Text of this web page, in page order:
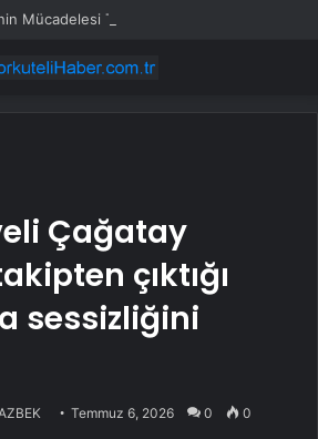
Mücadelesi Türkiye’nin Mücadelesidir
Çağatay
çıktığı
sessizliğini
Temmuz 6, 2026 0 0